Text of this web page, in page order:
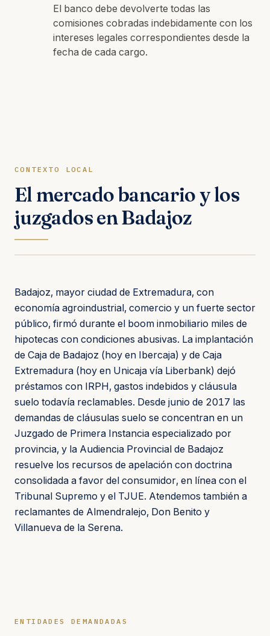
El banco debe devolverte todas las
comisiones cobradas indebidamente con los
intereses legales correspondientes desde la
fecha de cada cargo.
CONTEXTO LOCAL
El mercado bancario y los
juzgados en Badajoz
Badajoz, mayor ciudad de Extremadura, con
economía agroindustrial, comercio y un fuerte sector
público, firmó durante el boom inmobiliario miles de
hipotecas con condiciones abusivas. La implantación
de Caja de Badajoz (hoy en Ibercaja) y de Caja
Extremadura (hoy en Unicaja vía Liberbank) dejó
préstamos con IRPH, gastos indebidos y cláusula
suelo todavía reclamables. Desde junio de 2017 las
demandas de cláusulas suelo se concentran en un
Juzgado de Primera Instancia especializado por
provincia, y la Audiencia Provincial de Badajoz
resuelve los recursos de apelación con doctrina
consolidada a favor del consumidor, en línea con el
Tribunal Supremo y el TJUE. Atendemos también a
reclamantes de Almendralejo, Don Benito y
Villanueva de la Serena.
ENTIDADES DEMANDADAS